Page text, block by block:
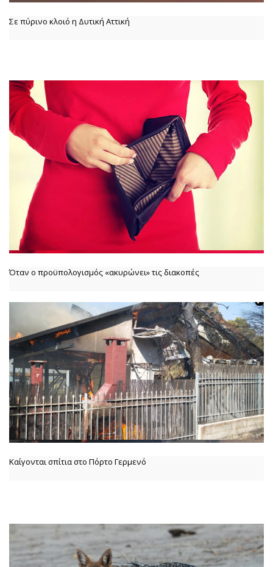
Σε πύρινο κλοιό η Δυτική Αττική
Όταν ο προϋπολογισμός «ακυρώνει» τις διακοπές
Καίγονται σπίτια στο Πόρτο Γερμενό